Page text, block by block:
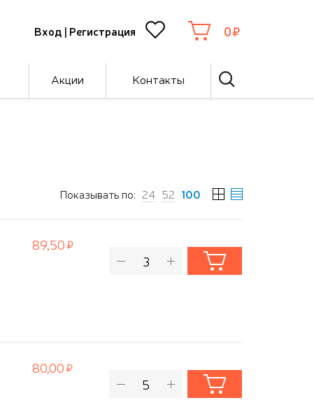
Вход | Регистрация 0
Акции Контакты
Показывать по: 24 52 100
89,50
80,00